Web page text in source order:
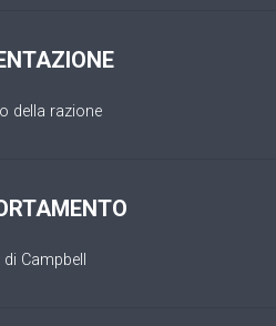
della razione
Campbell